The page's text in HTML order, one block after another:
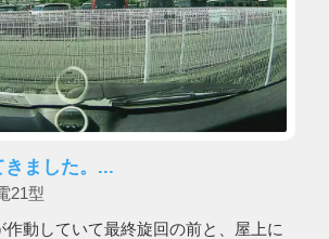
ました。...
21型
作動していて最終旋回の前と、屋上に